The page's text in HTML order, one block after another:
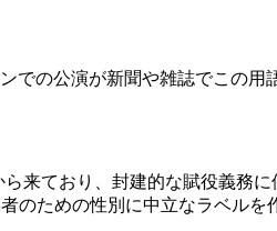
での公演が新聞や雑誌でこの用
ら来ており、封建的な賦役義務
のための性別に中立なラベルを